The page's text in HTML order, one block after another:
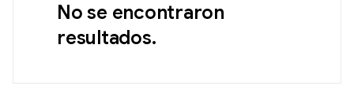
No se encontraron
resultados.